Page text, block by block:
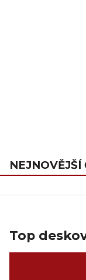
NEJNOVĚJŠÍ
Top